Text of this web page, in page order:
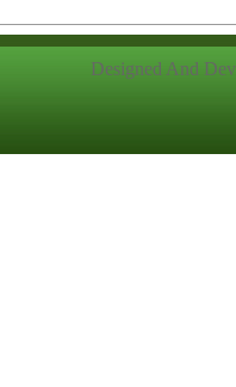
Designed And